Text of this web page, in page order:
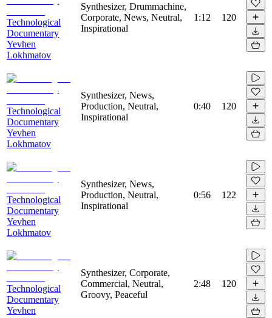
Technological
Documentary
Yevhen
Lokhmatov
Synthesizer, Drummachine,
Corporate, News, Neutral,
Inspirational
1:12 120
Technological
Documentary
Yevhen
Lokhmatov
Synthesizer, News,
Production, Neutral,
Inspirational
0:40 120
Technological
Documentary
Yevhen
Lokhmatov
Synthesizer, News,
Production, Neutral,
Inspirational
0:56 122
Technological
Documentary
Yevhen
Synthesizer, Corporate,
Commercial, Neutral,
Groovy, Peaceful
2:48 120